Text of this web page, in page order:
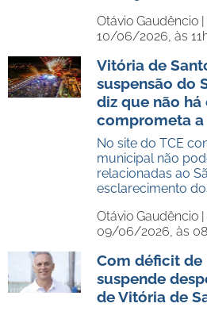
Otávio Gaudêncio |
10/06/2026, às
Vitória de
suspensão do
diz que não
comprometa a
No site do TCE
municipal não
relacionadas ao
esclarecimento
Otávio Gaudêncio |
09/06/2026, às
Com déficit de
suspende
de Vitória de